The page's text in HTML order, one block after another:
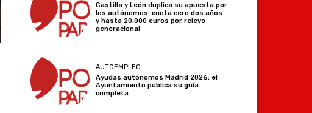
Castilla y León duplica su apuesta por
los autónomos: cuota cero dos años
y hasta 20.000 euros por relevo
generacional
AUTOEMPLEO
Ayudas autónomos Madrid 2026: el
Ayuntamiento publica su guía
completa